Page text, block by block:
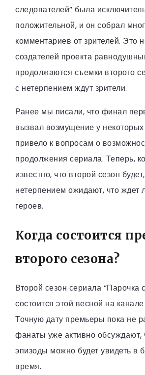
следователей” была
положительной, и он собрал
комментариев от зрителей. Это
создателей проекта
продолжаются съемки второго
с нетерпением ждут зрители.
Ранее мы писали, что финал
вызвал возмущение у
привело к вопросам о
продолжения сериала. Теперь,
известно, что второй сезон
нетерпением ожидают, что ждет
героев.
Когда состоится
второго сезона?
Второй сезон сериала “Парочка
состоится этой весной на канале
Точную дату премьеры пока не
фанаты уже активно обсуждают,
эпизоды можно будет увидеть в
время.